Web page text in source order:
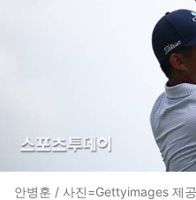
안병훈 / 사진=Gettyimages 제공